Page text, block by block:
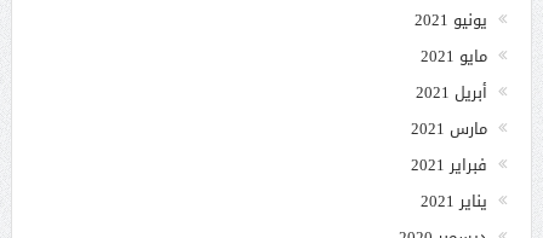
يونيو 2021
مايو 2021
أبريل 2021
مارس 2021
فبراير 2021
يناير 2021